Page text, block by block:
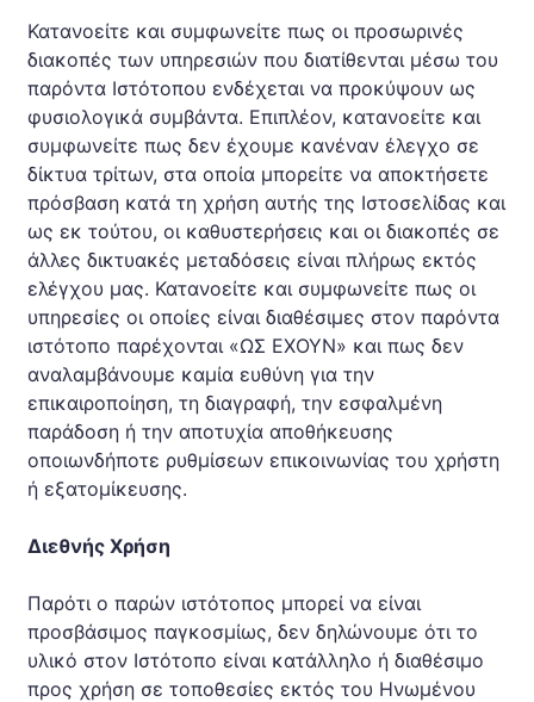
Κατανοείτε και συμφωνείτε πως οι προσωρινές
διακοπές των υπηρεσιών που διατίθενται μέσω του
παρόντα Ιστότοπου ενδέχεται να προκύψουν ως
φυσιολογικά συμβάντα. Επιπλέον, κατανοείτε και
συμφωνείτε πως δεν έχουμε κανέναν έλεγχο σε
δίκτυα τρίτων, στα οποία μπορείτε να αποκτήσετε
πρόσβαση κατά τη χρήση αυτής της Ιστοσελίδας και
ως εκ τούτου, οι καθυστερήσεις και οι διακοπές σε
άλλες δικτυακές μεταδόσεις είναι πλήρως εκτός
ελέγχου μας. Κατανοείτε και συμφωνείτε πως οι
υπηρεσίες οι οποίες είναι διαθέσιμες στον παρόντα
ιστότοπο παρέχονται «ΩΣ ΕΧΟΥΝ» και πως δεν
αναλαμβάνουμε καμία ευθύνη για την
επικαιροποίηση, τη διαγραφή, την εσφαλμένη
παράδοση ή την αποτυχία αποθήκευσης
οποιωνδήποτε ρυθμίσεων επικοινωνίας του χρήστη
ή εξατομίκευσης.
Διεθνής Χρήση
Παρότι ο παρών ιστότοπος μπορεί να είναι
προσβάσιμος παγκοσμίως, δεν δηλώνουμε ότι το
υλικό στον Ιστότοπο είναι κατάλληλο ή διαθέσιμο
προς χρήση σε τοποθεσίες εκτός του Ηνωμένου